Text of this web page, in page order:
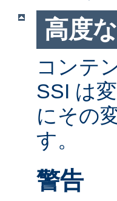
高度
コンテ
SSI は
にその
す。
警告